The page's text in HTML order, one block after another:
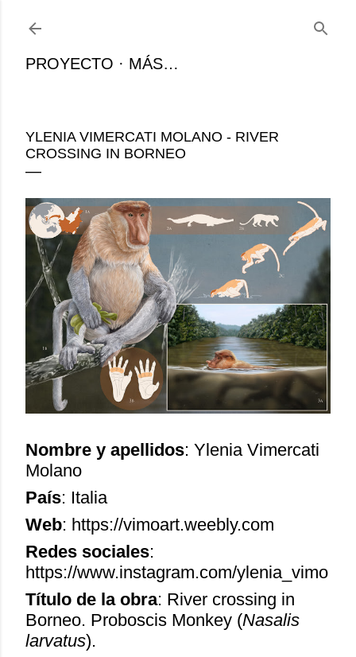
Ir al contenido principal
PROYECTO MÁS…
YLENIA VIMERCATI MOLANO - RIVER
CROSSING IN BORNEO
Nombre y apellidos: Ylenia Vimercati
Molano
País: Italia
Web: https://vimoart.weebly.com
Redes sociales:
https://www.instagram.com/ylenia_vimo
Título de la obra: River crossing in
Borneo. Proboscis Monkey (Nasalis
larvatus).